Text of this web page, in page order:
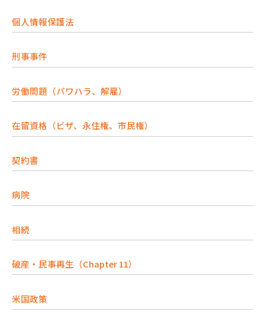
個人情報保護法
刑事事件
労働問題（パワハラ、解雇）
在留資格（ビザ、永住権、市民権）
契約書
病院
相続
破産・民事再生（Chapter 11）
米国政策